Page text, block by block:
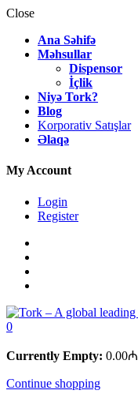
Close
Ana Səhifə
Məhsullar
Dispensor
İçlik
Niyə Tork?
Blog
Korporativ Satışlar
Əlaqə
My Account
Login
Register
0
Currently Empty: 0.00₼
Continue shopping